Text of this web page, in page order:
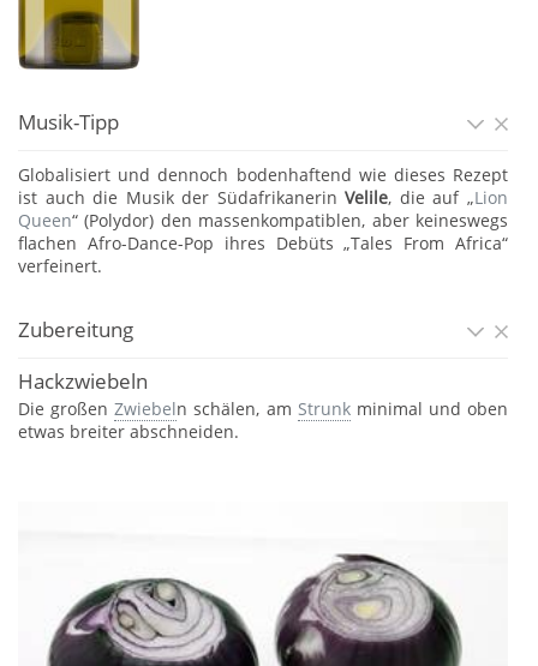
Musik-Tipp
Globalisiert und dennoch bodenhaftend wie dieses Rezept
ist auch die Musik der SüdafrikanerinVelile, die auf „Lion
Queen“ (Polydor) den massenkompatiblen, aber keineswegs
flachen Afro-Dance-Pop ihres Debüts „Tales From Africa“
verfeinert.
Zubereitung
Hackzwiebeln
Die großenZwiebeln schälen, am Strunkminimal und oben
etwas breiter abschneiden.